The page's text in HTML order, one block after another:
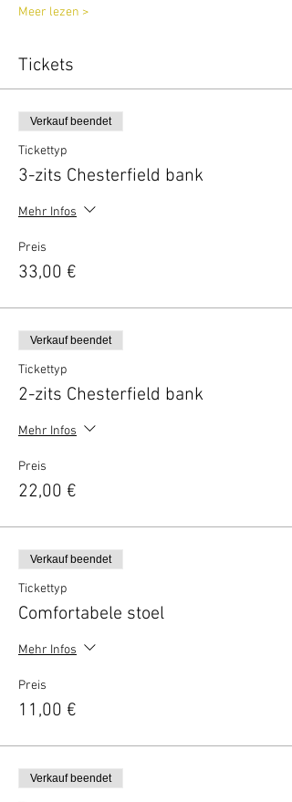
Meer lezen >
Tickets
Verkauf beendet
Tickettyp
3-zits Chesterfield bank
Mehr Infos
Preis
33,00 €
Verkauf beendet
Tickettyp
2-zits Chesterfield bank
Mehr Infos
Preis
22,00 €
Verkauf beendet
Tickettyp
Comfortabele stoel
Mehr Infos
Preis
11,00 €
Verkauf beendet